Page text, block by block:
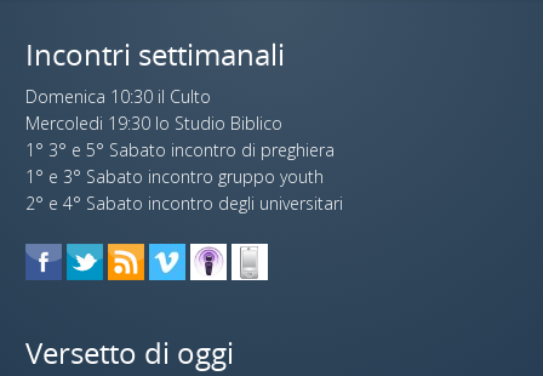
Incontri settimanali
Domenica 10:30 il Culto
Mercoledi 19:30 lo Studio Biblico
1° 3° e 5° Sabato incontro di preghiera
1° e 3° Sabato incontro gruppo youth
2° e 4° Sabato incontro degli universitari
Versetto di oggi